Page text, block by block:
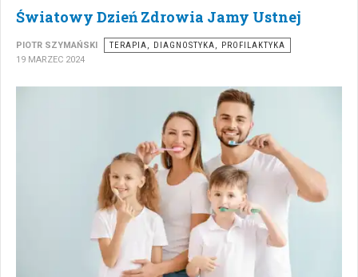
Światowy Dzień Zdrowia Jamy Ustnej
PIOTR SZYMAŃSKI
TERAPIA, DIAGNOSTYKA, PROFILAKTYKA
19 MARZEC 2024